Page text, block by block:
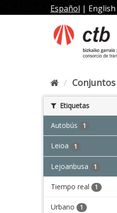
al
Español | English
Etiquetas
Autobús 1
Leioa 1
Lejoanbusa 1
Tiempo real 1
Urbano 1